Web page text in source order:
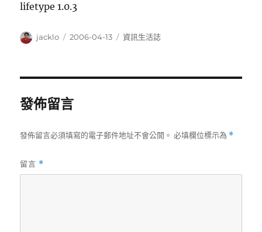
lifetype 1.0.3
作
jacklo
發
2006-04-13
分
資訊生活誌
發佈留言
發佈留言必須填寫的電子郵件地址不會公開。 必填欄位標示為 *
留言 *